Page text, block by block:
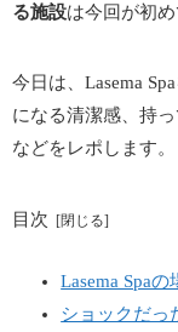
る施設は今回が初め
今日は、Lasema
になる清潔感、持
などをレポします。
目次
Lasema Spa
ショックだっ